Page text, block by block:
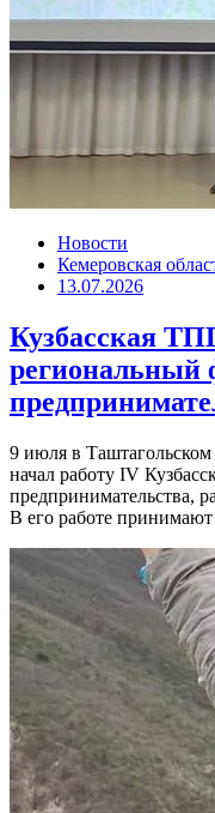
Новости
Кемеровская
13.07.2026
Кузбасская
региональный
9 июля в
начал работу IV
предпринимательства,
В его работе принимают